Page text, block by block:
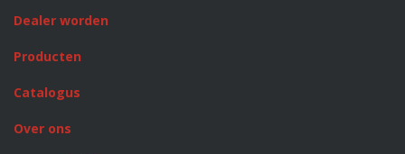
Dealer worden
Producten
Catalogus
Over ons